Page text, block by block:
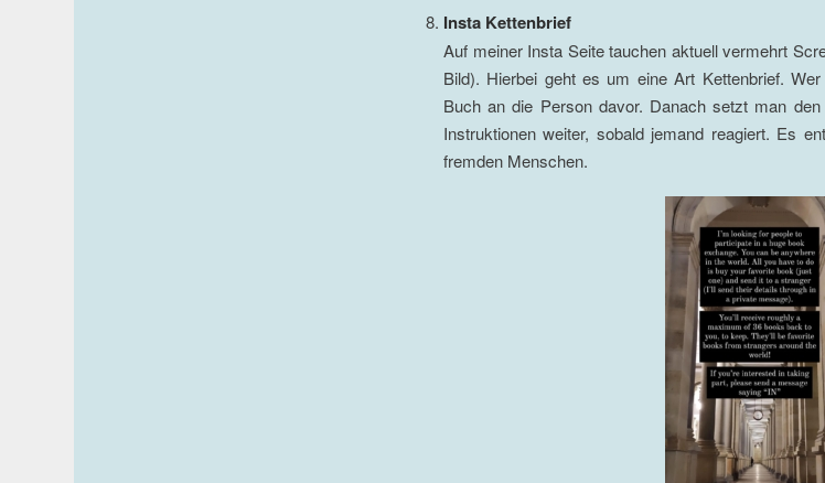
Insta Kettenbrief
Auf meiner Insta Seite tauchen aktuell vermehrt
Bild). Hierbei geht es um eine Art Kettenbrief.
Buch an die Person davor. Danach setzt man
Instruktionen weiter, sobald jemand reagiert. Es
fremden Menschen.